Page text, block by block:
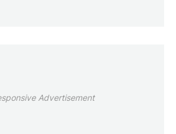
Advertisement